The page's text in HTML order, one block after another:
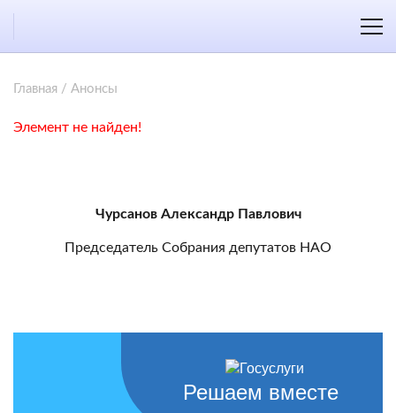
Главная / Анонсы
Элемент не найден!
Чурсанов Александр Павлович
Председатель Собрания депутатов НАО
Решаем вместе